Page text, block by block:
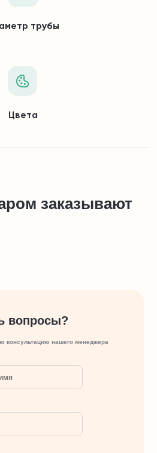
трубы
Цвета
заказывают
вопросы?
консультацию нашего менеджера